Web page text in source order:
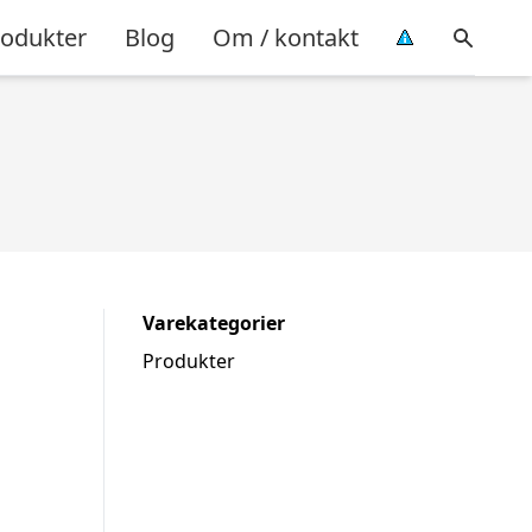
Blog Om / kontakt
Varekategorier
Produkter